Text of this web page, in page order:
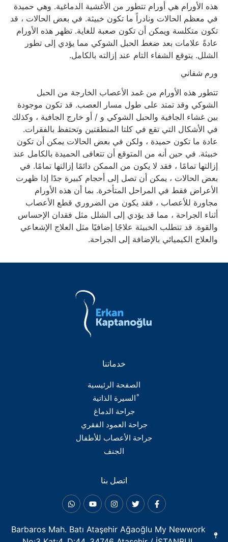
هذه الأورام هي أورام تتطور من الأغشية الدماغية. وهي حميدة
في معظم الحالات ونادراً ما تكون خبيثة. في بعض الحالات ، قد
تكون متكلسة ويمكن أن تكون صعبة للغاية. تظهر هذه الأورام
عادةً علامات بعد ضغط الحبل الشوكي مما يؤدي إلى تطور
الشلل. يتوقع الشفاء التام عند إزالته بالكامل.
ورم شفاني
تتطور هذه الأورام من غمد الأعصاب الخارجة من الحبل
الشوكي وقد تمتد على طول مسار العصب. قد تكون موجودة
بين غشاء الجافية والحبل الشوكي و / أو خارج الجافية ، وكذلك
في الأشكال التي تقع في كلتا المنطقتين وتحتفظ بالفقرات.
عادة ما تكون حميدة ، ولكن في بعض الحالات يمكن أن تكون
خبيثة. في حين أنه من المتوقع أن تتعافى الحميدة بالكامل عند
إزالتها تمامًا ، فقد لا يكون من الممكن دائمًا إزالتها تمامًا. في
بعض الحالات ، يمكن أن تصل إلى أحجام كبيرة جدًا إذا ظهرت
الأعراض فقط في المراحل المتأخرة. بما أن هذه الأورام
مجاورة للأعصاب ، فقد يكون من الضروري قطع الأعصاب
أثناء الجراحة ، مما قد يؤدي إلى الشلل مثل فقدان الإحساس
والقوة. قد تتطلب الخبيثة علاجًا إضافيًا مثل العلاج الإشعاعي
والعلاج الكيميائي بالإضافة إلى الجراحة.
خدماتنا
الصفحة الرئيسية
ْالسيرة الذاتية
جراحة الدماغ
جراحة العمود الفقري
جراحة الأعصاب للأطفال
الجنف
اتصل بنا
Barbaros Mah. Batı Ataşehir Ağaoğlu My Newwork